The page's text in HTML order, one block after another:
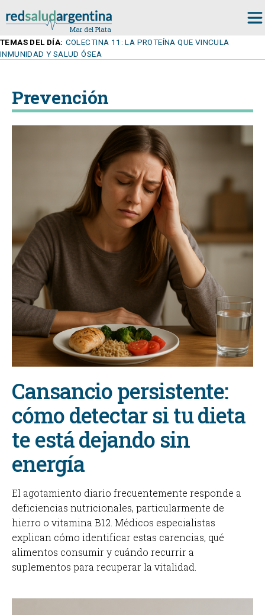
TEMAS DEL DÍA: COLECTINA 11: LA PROTEÍNA QUE VINCULA
INMUNIDAD Y SALUD ÓSEA
Prevención
Cansancio persistente:
cómo detectar si tu dieta
te está dejando sin
energía
El agotamiento diario frecuentemente responde a
deficiencias nutricionales, particularmente de
hierro o vitamina B12. Médicos especialistas
explican cómo identificar estas carencias, qué
alimentos consumir y cuándo recurrir a
suplementos para recuperar la vitalidad.